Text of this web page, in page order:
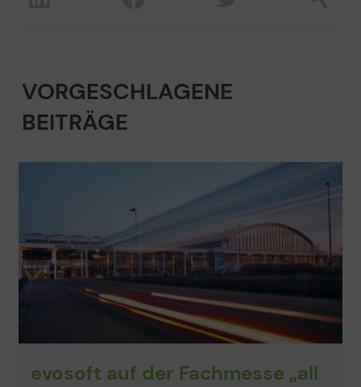
VORGESCHLAGENE
BEITRÄGE
evosoft auf der Fachmesse „all